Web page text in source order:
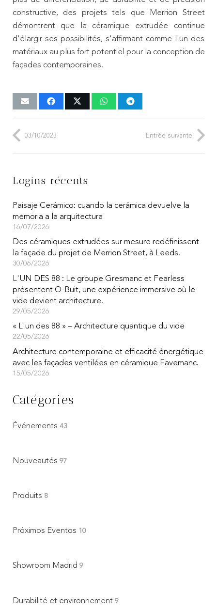
constructive, des projets tels que Merrion Street
démontrent que la céramique extrudée continue
d'élargir ses possibilités, s'affirmant comme l'un des
matériaux au plus fort potentiel pour la conception de
façades contemporaines.
03/10/2023 Entrée suivante
Logins récents
Paisaje Cerámico: cuando la cerámica devuelve la
memoria a la arquitectura
16/07/2026
Des céramiques extrudées sur mesure redéfinissent
la façade du projet de Merrion Street, à Leeds.
30/06/2026
L'UN DES 88 : Le groupe Gresmanc et Fearless
présentent O-Buit, une expérience immersive où le
vide devient architecture.
29/05/2026
« L'un des 88 » – Architecture quantique du vide
22/05/2026
Architecture contemporaine et efficacité énergétique
avec les façades ventilées en céramique Favemanc.
15/05/2026
Catégories
Événements 43
Nouveautés 97
Produits 8
Próximos Eventos 10
Showroom Madrid 9
Durabilité et environnement 9